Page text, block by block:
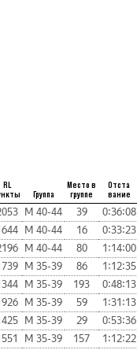
RL
Группа
Место в
группе
Отста
вание
М 40-44 39 0:36:08
М 40-44 16 0:33:23
М 40-44 80 1:14:00
М 35-39 86 1:12:35
М 35-39 193 0:48:13
М 35-39 59 1:31:13
М 35-39 29 0:53:36
М 35-39 157 1:12:22